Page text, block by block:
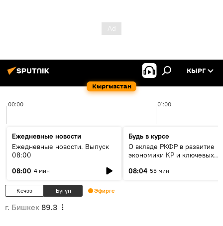
Кыргызстан
КЫРГ
00:00 01:00
Ежедневные новости
Ежедневные новости. Выпуск
08:00
08:00 4 мин
Будь в курсе
О вкладе РКФР в развитие
экономики КР и ключевых
08:04 55 мин
Кечээ Бүгүн Эфирге
г. Бишкек 89.3